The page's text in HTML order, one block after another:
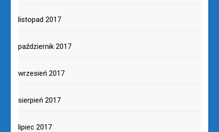
listopad 2017
październik 2017
wrzesień 2017
sierpień 2017
lipiec 2017